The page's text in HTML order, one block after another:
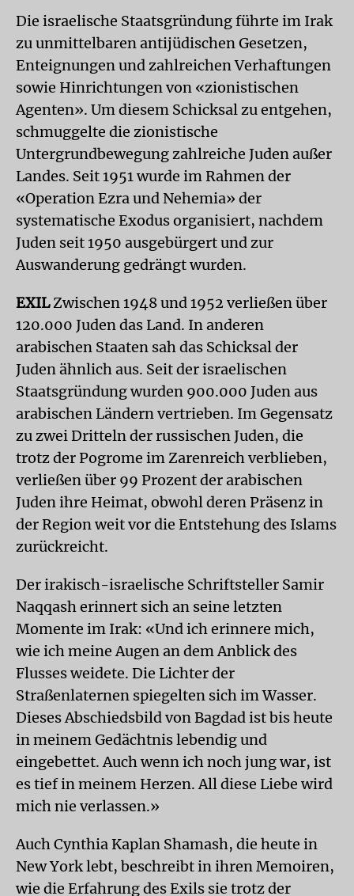
Die israelische Staatsgründung führte im Irak
zu unmittelbaren antijüdischen Gesetzen,
Enteignungen und zahlreichen Verhaftungen
sowie Hinrichtungen von «zionistischen
Agenten». Um diesem Schicksal zu entgehen,
schmuggelte die zionistische
Untergrundbewegung zahlreiche Juden außer
Landes. Seit 1951 wurde im Rahmen der
«Operation Ezra und Nehemia» der
systematische Exodus organisiert, nachdem
Juden seit 1950 ausgebürgert und zur
Auswanderung gedrängt wurden.
EXILZwischen 1948 und 1952 verließen über
120.000 Juden das Land. In anderen
arabischen Staaten sah das Schicksal der
Juden ähnlich aus. Seit der israelischen
Staatsgründung wurden 900.000 Juden aus
arabischen Ländern vertrieben. Im Gegensatz
zu zwei Dritteln der russischen Juden, die
trotz der Pogrome im Zarenreich verblieben,
verließen über 99 Prozent der arabischen
Juden ihre Heimat, obwohl deren Präsenz in
der Region weit vor die Entstehung des Islams
zurückreicht.
Der irakisch-israelische Schriftsteller Samir
Naqqash erinnert sich an seine letzten
Momente im Irak: «Und ich erinnere mich,
wie ich meine Augen an dem Anblick des
Flusses weidete. Die Lichter der
Straßenlaternen spiegelten sich im Wasser.
Dieses Abschiedsbild von Bagdad ist bis heute
in meinem Gedächtnis lebendig und
eingebettet. Auch wenn ich noch jung war, ist
es tief in meinem Herzen. All diese Liebe wird
mich nie verlassen.»
Auch Cynthia Kaplan Shamash, die heute in
New York lebt, beschreibt in ihren Memoiren,
wie die Erfahrung des Exils sie trotz der